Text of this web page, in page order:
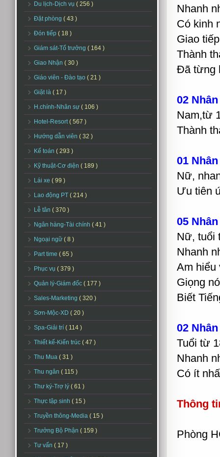
Du lịch-Dịch vụ ( 256 )
Đặt phòng ( 43 )
Đón tiếp ( 18 )
Giám sát-Tổ trưởng ( 164 )
Giao Nhận ( 30 )
Giáo viên - Đào tạo ( 21 )
Giặt là ( 17 )
H.chính-Nhân sự ( 106 )
Hotel-Resort( 567 )
Hướng dẫn viên ( 32 )
Kế toán ( 293 )
Kỹ thuật-Cơ điện ( 189 )
Lái xe ( 99 )
Lao động PT ( 214 )
Lễ tân ( 370 )
Ngân hàng-Tài chính ( 41 )
Ngoại ngữ ( 8 )
Part time ( 65 )
Phục vụ ( 379 )
Quản lý-Giám đốc ( 177 )
Sales-Marketing ( 320 )
Sơn-Mộc-XD ( 20 )
Spa-Giải trí ( 114 )
Thiết kế-Kiến trúc ( 47 )
Thu Mua ( 31 )
Thu ngân ( 115 )
Thư ký-Trợ lý ( 61 )
Thực tập sinh ( 15 )
Truyền thông-Media ( 15 )
Trưởng Bộ Phận ( 159 )
Tư vấn ( 17 )
Nhanh
Có kinh
Giao
Thành
Đã từng
02
Nam,từ
Thành
01
Nữ,
Ưu tiên
05
Nữ, tuổi
Nhanh
Am hiểu
Giọng
Biết
02
Tuổi từ
Nhanh
Có ít
Thông
Phòng